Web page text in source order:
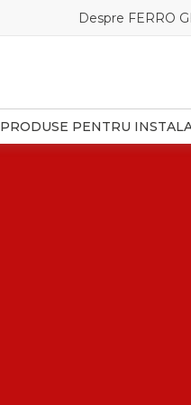
Despre FERRO
PRODUSE PENTRU